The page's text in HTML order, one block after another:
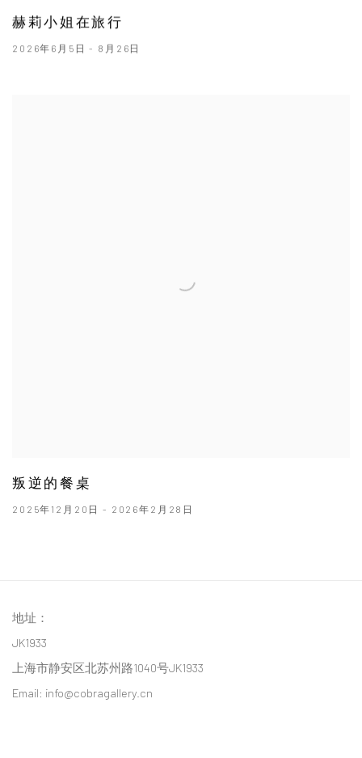
赫莉小姐在旅行
2026年6月5日 - 8月26日
叛逆的餐桌
2025年12月20日 - 2026年2月28日
地址：
JK1933
上海市静安区北苏州路1040号JK1933
Email: info@cobragallery.cn